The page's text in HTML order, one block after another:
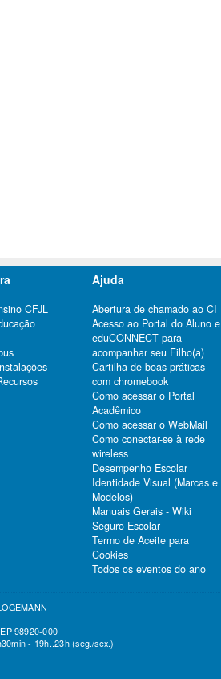
CFJL
Ajuda
Abertura de chamado ao CI
Acesso ao Portal do Aluno e
eduCONNECT para
acompanhar seu Filho(a)
Cartilha de boas práticas
com chromebook
Como acessar o Portal
Acadêmico
Como acessar o WebMail
Como conectar-se à rede
wireless
Desempenho Escolar
Identidade Visual (Marcas e
Modelos)
Manuais Gerais - Wiki
Seguro Escolar
Termo de Aceite para
Cookies
Todos os eventos do ano
98920-000
- 19h..23h (seg./sex.)